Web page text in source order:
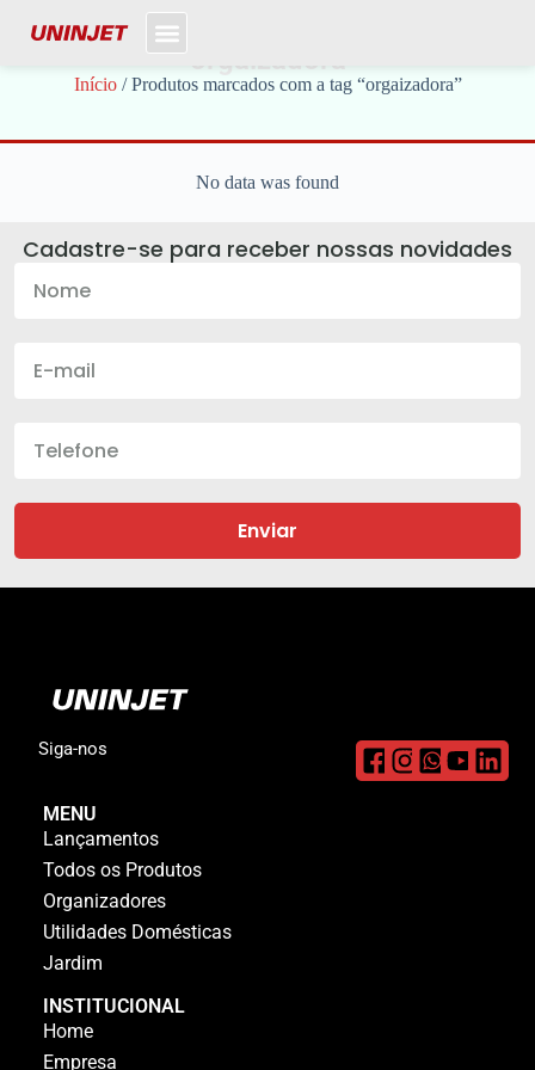
Início/ Produtos marcados com a tag “orgaizadora”
No data was found
Cadastre-se para receber nossas novidades
Enviar
Siga-nos
MENU
Lançamentos
Todos os Produtos
Organizadores
Utilidades Domésticas
Jardim
INSTITUCIONAL
Home
Empresa